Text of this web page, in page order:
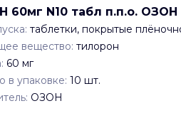
60мг N10 табл п.п.о. ОЗОН
таблетки, покрытые
вещество: тилорон
60 мг
в упаковке: 10 шт.
ОЗОН